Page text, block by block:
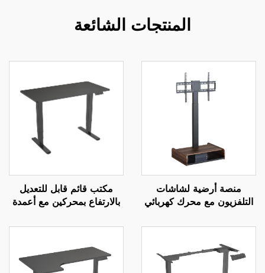
المنتجات الشائعة
منصة أرضية لشاشات
التلفزيون مع محرك كهربائي
كهربائي قابل للتمديد
مكتب قائم قابل للتعديل
بالارتفاع بمحركين مع أعمدة
مراحل ووظيفة إعدادات
JSD2-01-D-1P